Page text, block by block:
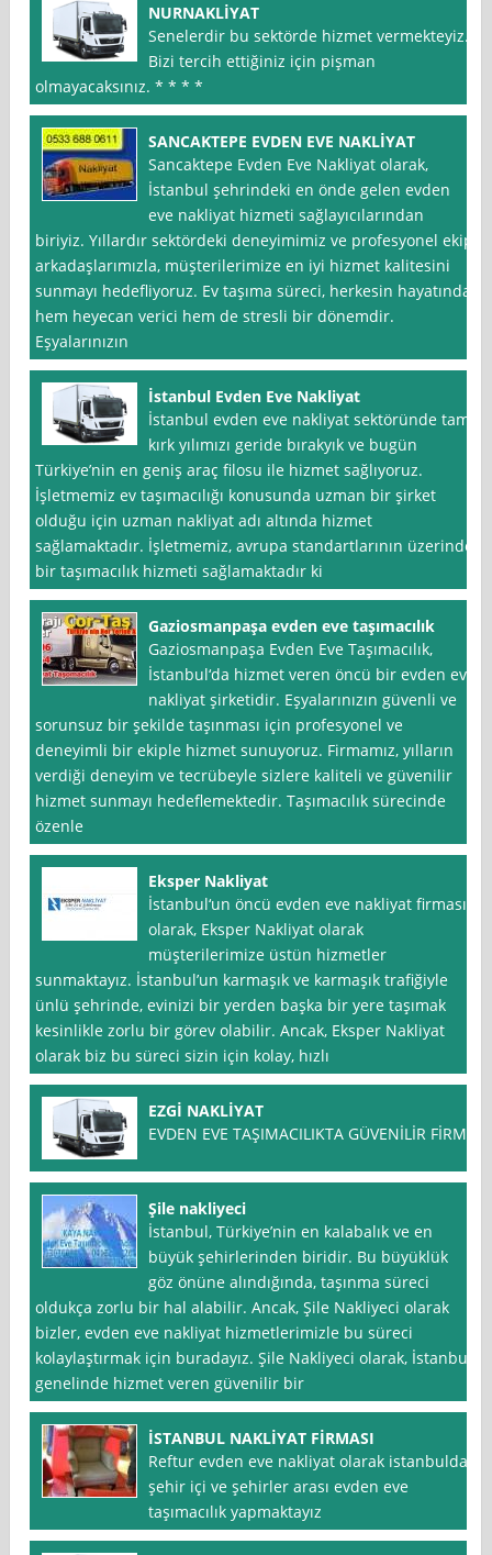
NURNAKLİYAT
Senelerdir bu sektörde hizmet vermekteyiz.
Bizi tercih ettiğiniz için pişman
olmayacaksınız. * * * *
SANCAKTEPE EVDEN EVE NAKLİYAT
Sancaktepe Evden Eve Nakliyat olarak,
İstanbul şehrindeki en önde gelen evden
eve nakliyat hizmeti sağlayıcılarından
biriyiz. Yıllardır sektördeki deneyimimiz ve profesyonel ekip
arkadaşlarımızla, müşterilerimize en iyi hizmet kalitesini
sunmayı hedefliyoruz. Ev taşıma süreci, herkesin hayatında
hem heyecan verici hem de stresli bir dönemdir.
Eşyalarınızın
İstanbul Evden Eve Nakliyat
İstanbul evden eve nakliyat sektöründe tam
kırk yılımızı geride bırakyık ve bugün
Türkiye’nin en geniş araç filosu ile hizmet sağlıyoruz.
İşletmemiz ev taşımacılığı konusunda uzman bir şirket
olduğu için uzman nakliyat adı altında hizmet
sağlamaktadır. İşletmemiz, avrupa standartlarının üzerinde
bir taşımacılık hizmeti sağlamaktadır ki
Gaziosmanpaşa evden eve taşımacılık
Gaziosmanpaşa Evden Eve Taşımacılık,
İstanbul‘da hizmet veren öncü bir evden eve
nakliyat şirketidir. Eşyalarınızın güvenli ve
sorunsuz bir şekilde taşınması için profesyonel ve
deneyimli bir ekiple hizmet sunuyoruz. Firmamız, yılların
verdiği deneyim ve tecrübeyle sizlere kaliteli ve güvenilir
hizmet sunmayı hedeflemektedir. Taşımacılık sürecinde
özenle
Eksper Nakliyat
İstanbul‘un öncü evden eve nakliyat firması
olarak, Eksper Nakliyat olarak
müşterilerimize üstün hizmetler
sunmaktayız. İstanbul’un karmaşık ve karmaşık trafiğiyle
ünlü şehrinde, evinizi bir yerden başka bir yere taşımak
kesinlikle zorlu bir görev olabilir. Ancak, Eksper Nakliyat
olarak biz bu süreci sizin için kolay, hızlı
EZGİ NAKLİYAT
EVDEN EVE TAŞIMACILIKTA GÜVENİLİR FİRMA
Şile nakliyeci
İstanbul, Türkiye’nin en kalabalık ve en
büyük şehirlerinden biridir. Bu büyüklük
göz önüne alındığında, taşınma süreci
oldukça zorlu bir hal alabilir. Ancak, Şile Nakliyeci olarak
bizler, evden eve nakliyat hizmetlerimizle bu süreci
kolaylaştırmak için buradayız. Şile Nakliyeci olarak, İstanbul
genelinde hizmet veren güvenilir bir
İSTANBUL NAKLİYAT FİRMASI
Reftur evden eve nakliyat olarak istanbulda
şehir içi ve şehirler arası evden eve
taşımacılık yapmaktayız